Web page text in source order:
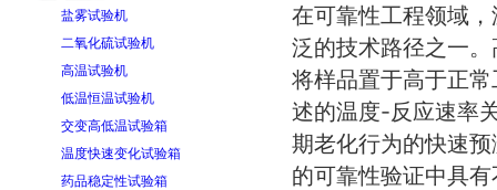
盐雾试验机
二氧化硫试验机
高温试验机
低温恒温试验机
交变高低温试验箱
温度快速变化试验箱
药品稳定性试验箱
在可靠性工程领域
泛的技术路径之一
将样品置于高于正
述的温度-反应速率
期老化行为的快速
的可靠性验证中具